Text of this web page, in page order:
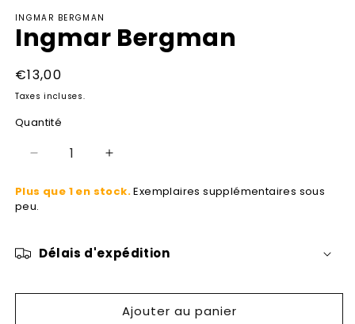
média
1
modale
INGMAR BERGMAN
Ingmar Bergman
Prix
habituel
€13,00
Taxes incluses.
Quantité
Réduire
quantité
de
Augmenter
quantité
Plus que 1 en stock.Exemplaires supplémentaires sous
peu.
Délais d'expédition
Ajouter au panier